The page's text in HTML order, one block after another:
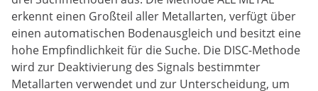
erkennt einen Großteil aller Metallarten, verfügt über
einen automatischen Bodenausgleich und besitzt eine
hohe Empfindlichkeit für die Suche. Die DISC-Methode
wird zur Deaktivierung des Signals bestimmter
Metallarten verwendet und zur Unterscheidung, um